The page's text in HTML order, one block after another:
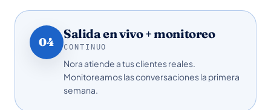
04
Salida en vivo + monitoreo
CONTINUO
Nora atiende a tus clientes reales.
Monitoreamos las conversaciones la primera
semana.